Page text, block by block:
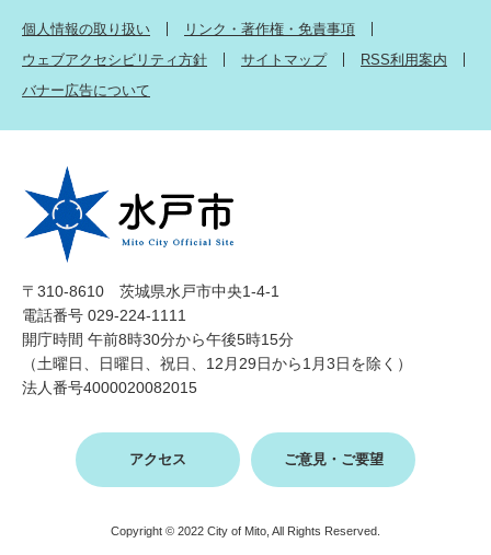
個人情報の取り扱い
リンク・著作権・免責事項
ウェブアクセシビリティ方針
サイトマップ
RSS利用案内
バナー広告について
〒310-8610 茨城県水戸市中央1-4-1
電話番号 029-224-1111
開庁時間 午前8時30分から午後5時15分
（土曜日、日曜日、祝日、12月29日から1月3日を除く）
法人番号4000020082015
アクセス ご意見・ご要望
Copyright © 2022 City of Mito, All Rights Reserved.